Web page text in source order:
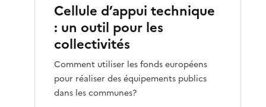
Cellule d’appui technique
: un outil pour les
collectivités
Comment utiliser les fonds européens
pour réaliser des équipements publics
dans les communes?